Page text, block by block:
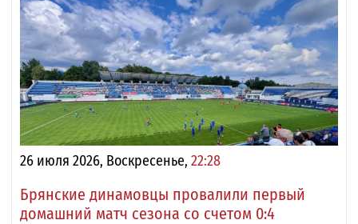
26 июля 2026, Воскресенье, 22:28
Брянские динамовцы провалили первый
домашний матч сезона со счетом 0:4